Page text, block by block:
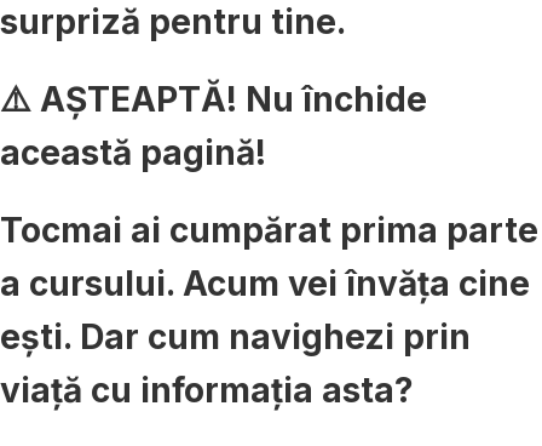
surpriză pentru tine.
⚠️ AȘTEAPTĂ! Nu închide
această pagină!
Tocmai ai cumpărat prima parte
a cursului. Acum vei învăța cine
ești. Dar cum navighezi prin
viață cu informația asta?